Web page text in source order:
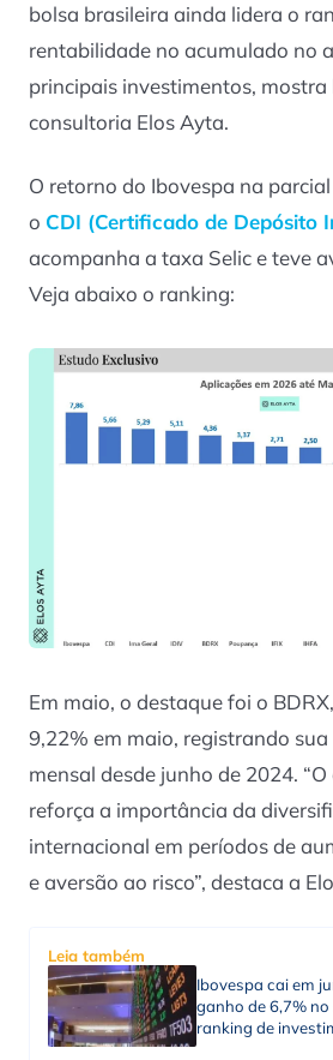
bolsa brasileira ainda lidera o
rentabilidade no acumulado no
principais investimentos,
consultoria Elos Ayta.
O retorno do Ibovespa na
o CDI (Certificado de Depósito
acompanha a taxa Selic e teve
Veja abaixo o ranking:
Em maio, o destaque foi o
9,22% em maio, registrando
mensal desde junho de 2024.
reforça a importância da
internacional em períodos de
e aversão ao risco”, destaca a
Leia também
Ibovespa cai em
ganho de 6,7%
ranking de